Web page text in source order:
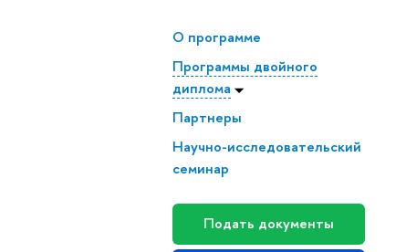
О программе
Программы двойного
диплома
Партнеры
Научно-исследовательский
семинар
Подать документы